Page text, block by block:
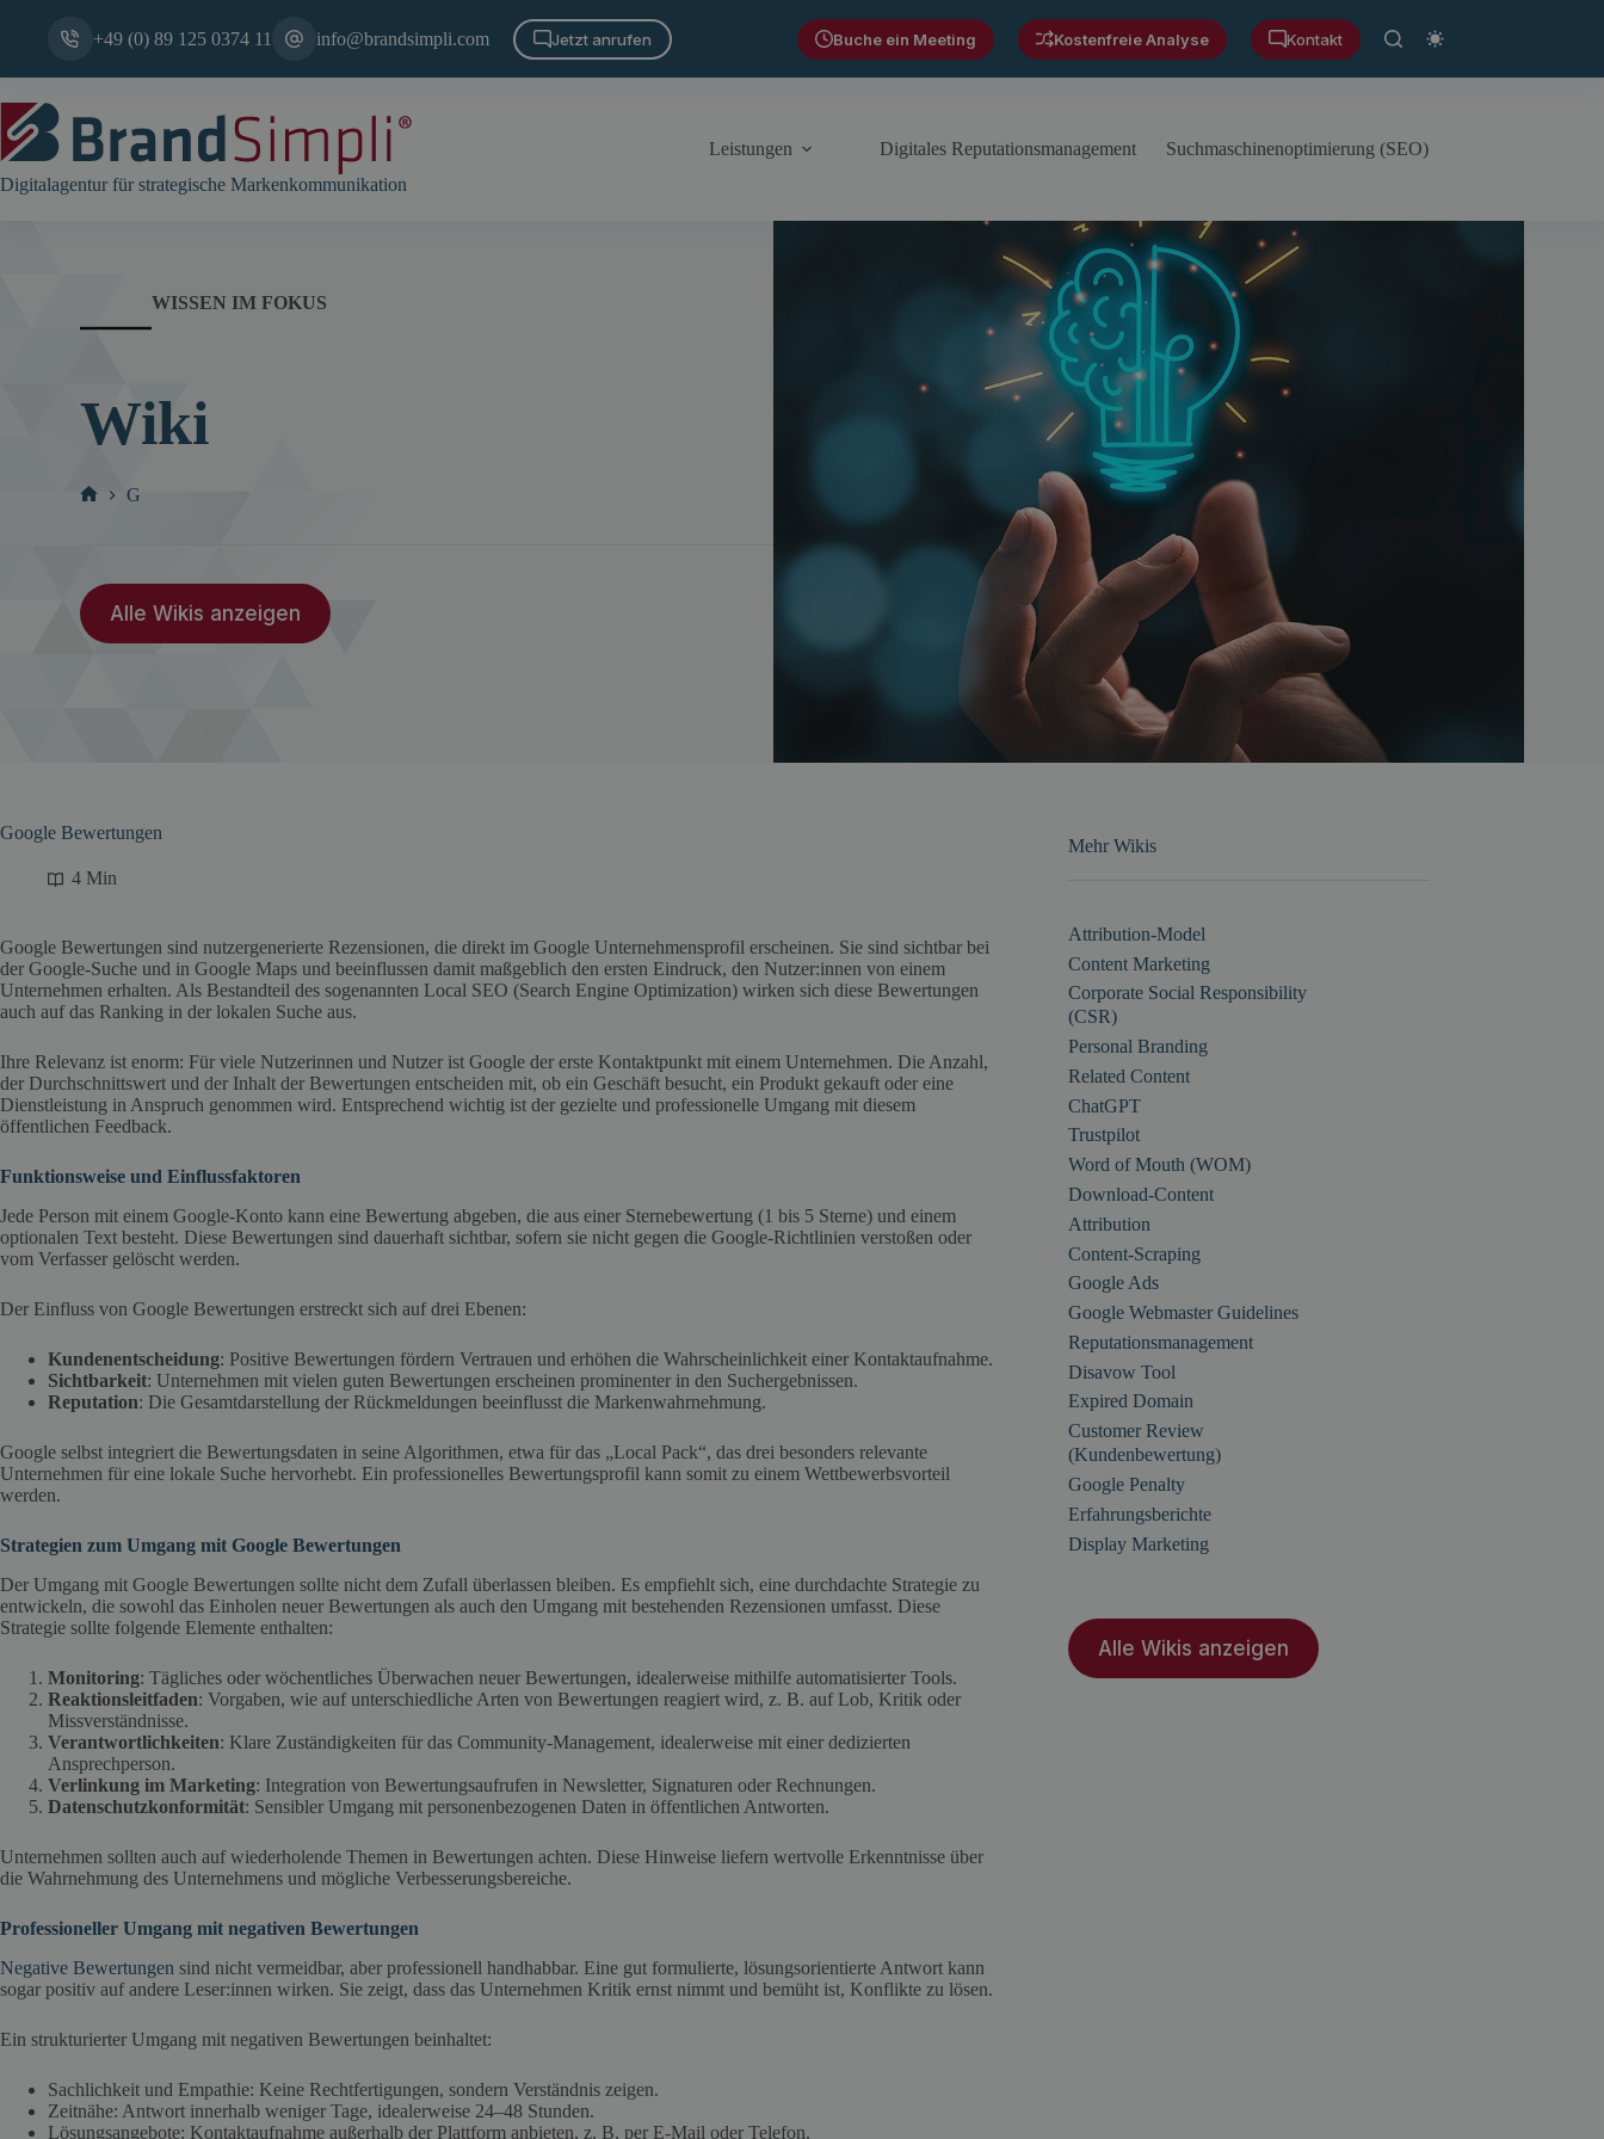
+49 (0) 89 125 0374 11 info@brandsimpli.com Jetzt anrufen Buche ein Meeting Kostenfreie Analyse Kontakt
Digitalagentur für strategische Markenkommunikation
Leistungen Digitales Reputationsmanagement Suchmaschinenoptimierung (SEO)
WISSEN IM FOKUS
Wiki
G
Alle Wikis anzeigen
Google Bewertungen
4 Min
Google Bewertungen sind nutzergenerierte Rezensionen, die direkt im Google Unternehmensprofil erscheinen. Sie sind sichtbar bei
der Google-Suche und in Google Maps und beeinflussen damit maßgeblich den ersten Eindruck, den Nutzer:innen von einem
Unternehmen erhalten. Als Bestandteil des sogenannten Local SEO (Search Engine Optimization) wirken sich diese Bewertungen
auch auf das Ranking in der lokalen Suche aus.
Ihre Relevanz ist enorm: Für viele Nutzerinnen und Nutzer ist Google der erste Kontaktpunkt mit einem Unternehmen. Die Anzahl,
der Durchschnittswert und der Inhalt der Bewertungen entscheiden mit, ob ein Geschäft besucht, ein Produkt gekauft oder eine
Dienstleistung in Anspruch genommen wird. Entsprechend wichtig ist der gezielte und professionelle Umgang mit diesem
öffentlichen Feedback.
Funktionsweise und Einflussfaktoren
Jede Person mit einem Google-Konto kann eine Bewertung abgeben, die aus einer Sternebewertung (1 bis 5 Sterne) und einem
optionalen Text besteht. Diese Bewertungen sind dauerhaft sichtbar, sofern sie nicht gegen die Google-Richtlinien verstoßen oder
vom Verfasser gelöscht werden.
Der Einfluss von Google Bewertungen erstreckt sich auf drei Ebenen:
Kundenentscheidung: Positive Bewertungen fördern Vertrauen und erhöhen die Wahrscheinlichkeit einer Kontaktaufnahme.
Sichtbarkeit: Unternehmen mit vielen guten Bewertungen erscheinen prominenter in den Suchergebnissen.
Reputation: Die Gesamtdarstellung der Rückmeldungen beeinflusst die Markenwahrnehmung.
Google selbst integriert die Bewertungsdaten in seine Algorithmen, etwa für das „Local Pack“, das drei besonders relevante
Unternehmen für eine lokale Suche hervorhebt. Ein professionelles Bewertungsprofil kann somit zu einem Wettbewerbsvorteil
werden.
Strategien zum Umgang mit Google Bewertungen
Der Umgang mit Google Bewertungen sollte nicht dem Zufall überlassen bleiben. Es empfiehlt sich, eine durchdachte Strategie zu
entwickeln, die sowohl das Einholen neuer Bewertungen als auch den Umgang mit bestehenden Rezensionen umfasst. Diese
Strategie sollte folgende Elemente enthalten:
Monitoring: Tägliches oder wöchentliches Überwachen neuer Bewertungen, idealerweise mithilfe automatisierter Tools.
Reaktionsleitfaden: Vorgaben, wie auf unterschiedliche Arten von Bewertungen reagiert wird, z. B. auf Lob, Kritik oder
Missverständnisse.
Verantwortlichkeiten: Klare Zuständigkeiten für das Community-Management, idealerweise mit einer dedizierten
Ansprechperson.
Verlinkung im Marketing: Integration von Bewertungsaufrufen in Newsletter, Signaturen oder Rechnungen.
Datenschutzkonformität: Sensibler Umgang mit personenbezogenen Daten in öffentlichen Antworten.
Unternehmen sollten auch auf wiederholende Themen in Bewertungen achten. Diese Hinweise liefern wertvolle Erkenntnisse über
die Wahrnehmung des Unternehmens und mögliche Verbesserungsbereiche.
Professioneller Umgang mit negativen Bewertungen
Negative Bewertungen sind nicht vermeidbar, aber professionell handhabbar. Eine gut formulierte, lösungsorientierte Antwort kann
sogar positiv auf andere Leser:innen wirken. Sie zeigt, dass das Unternehmen Kritik ernst nimmt und bemüht ist, Konflikte zu lösen.
Ein strukturierter Umgang mit negativen Bewertungen beinhaltet:
Sachlichkeit und Empathie: Keine Rechtfertigungen, sondern Verständnis zeigen.
Zeitnähe: Antwort innerhalb weniger Tage, idealerweise 24–48 Stunden.
Lösungsangebote: Kontaktaufnahme außerhalb der Plattform anbieten, z. B. per E-Mail oder Telefon.
Mehr Wikis
Attribution-Model
Content Marketing
Corporate Social Responsibility
(CSR)
Personal Branding
Related Content
ChatGPT
Trustpilot
Word of Mouth (WOM)
Download-Content
Attribution
Content-Scraping
Google Ads
Google Webmaster Guidelines
Reputationsmanagement
Disavow Tool
Expired Domain
Customer Review
(Kundenbewertung)
Google Penalty
Erfahrungsberichte
Display Marketing
Alle Wikis anzeigen